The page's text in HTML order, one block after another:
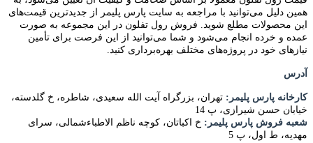
همین دلیل می‌توانید با مراجعه به سایت پارس پلیمر از جدیدترین قیمت‌های
این محصولات مطلع شوید. فروش رول تفلون در این مجموعه به صورت
عمده و خرده انجام می‌شود و شما می‌توانید از این فرصت برای تأمین
نیازهای خود در پروژه‌های مختلف بهره‌برداری کنید.
آدرس
کارخانه پارس پلیمر: تهران، بزرگراه آیت الله سعیدی، شاطره، خ گلدسته،
خیابان حسن شیرازی، پ 14
شعبه فروش پارس پلیمر: خ اکباتان، کوچه ناظم الاطباءشمالی، سرای
مهدیه، ط اول، پ 5